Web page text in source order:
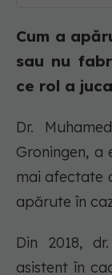
Cum a
sau nu
ce rol a
Dr.
Groningen,
mai afectate
apărute în
Din 2018,
asistent în